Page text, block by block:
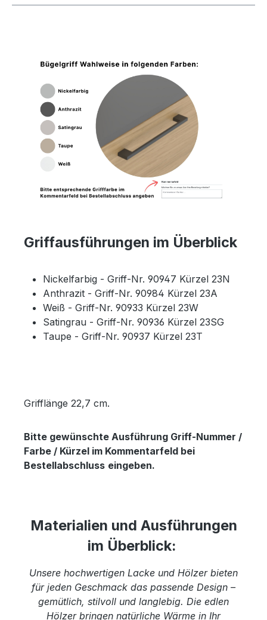
Griffausführungen im Überblick
Nickelfarbig - Griff-Nr. 90947 Kürzel 23N
Anthrazit - Griff-Nr. 90984 Kürzel 23A
Weiß - Griff-Nr. 90933 Kürzel 23W
Satingrau - Griff-Nr. 90936 Kürzel 23SG
Taupe - Griff-Nr. 90937 Kürzel 23T
Grifflänge 22,7 cm.
Bitte gewünschte Ausführung Griff-Nummer /
Farbe / Kürzel im Kommentarfeld bei
Bestellabschluss eingeben.
Materialien und Ausführungen
im Überblick:
Unsere hochwertigen Lacke und Hölzer bieten
für jeden Geschmack das passende Design –
gemütlich, stilvoll und langlebig. Die edlen
Hölzer bringen natürliche Wärme in Ihr